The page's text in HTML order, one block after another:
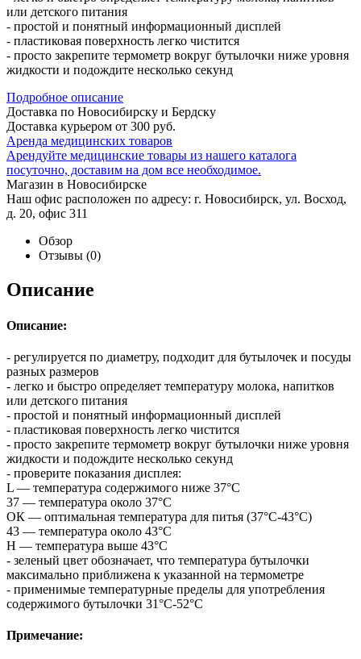
или детского питания
- простой и понятный информационный дисплей
- пластиковая поверхность легко чистится
- просто закрепите термометр вокруг бутылочки ниже уровня
жидкости и подождите несколько секунд
Подробное описание
Доставка по Новосибирску и Бердску
Доставка курьером от 300 руб.
Аренда медицинских товаров
Арендуйте медицинские товары из нашего каталога
посуточно, доставим на дом все необходимое.
Магазин в Новосибирске
Наш офис расположен по адресу: г. Новосибирск, ул. Восход,
д. 20, офис 311
Обзор
Отзывы (0)
Описание
Описание:
- регулируется по диаметру, подходит для бутылочек и посуды
разных размеров
- легко и быстро определяет температуру молока, напитков
или детского питания
- простой и понятный информационный дисплей
- пластиковая поверхность легко чистится
- просто закрепите термометр вокруг бутылочки ниже уровня
жидкости и подождите несколько секунд
- проверите показания дисплея:
L — температура содержимого ниже 37°C
37 — температура около 37°C
ОК — оптимальная температура для питья (37°C-43°C)
43 — температура около 43°C
H — температура выше 43°C
- зеленый цвет обозначает, что температура бутылочки
максимально приближена к указанной на термометре
- применимые температурные пределы для употребления
содержимого бутылочки 31°C-52°C
Примечание: